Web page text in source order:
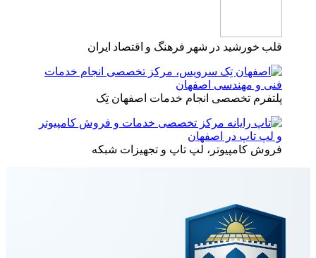
قلب خورشید در شهر فرهنگ و اقتصاد ایران
پلتفرم تخصصی انجام خدمات اصفهان تِک
فروش کامپیوتر، لپ تاپ و تجهیزات شبکه